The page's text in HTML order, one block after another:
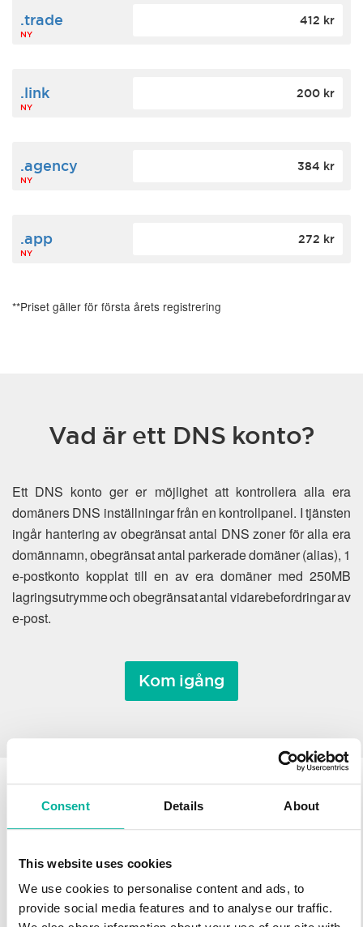
Consent Details About
This website uses cookies
We use cookies to personalise content and ads, to
provide social media features and to analyse our traffic.
.trade
NY
412 kr
.link
NY
200 kr
.agency
NY
384 kr
.app
NY
272 kr
**Priset gäller för första årets registrering
Vad är ett DNS konto?
Ett DNS konto ger er möjlighet att kontrollera alla era
domäners DNS inställningar från en kontrollpanel. I tjänsten
ingår hantering av obegränsat antal DNS zoner för alla era
domännamn, obegränsat antal parkerade domäner (alias), 1
e-postkonto kopplat till en av era domäner med 250MB
lagringsutrymme och obegränsat antal vidarebefordringar av
e-post.
Kom igång
Varför flytta ett
Domäner?